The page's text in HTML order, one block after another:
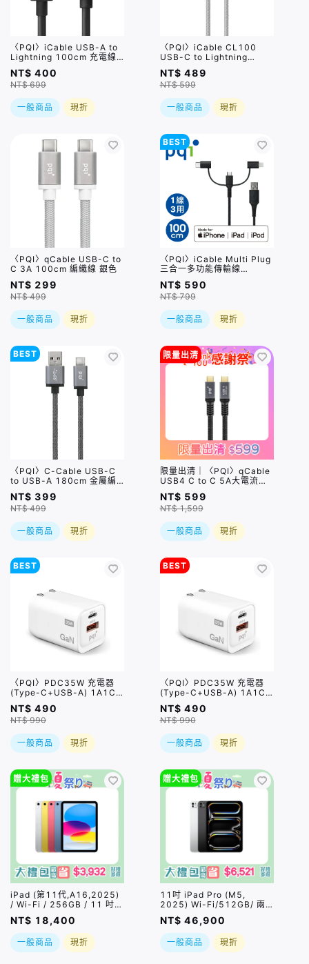
〈PQI〉iCable USB-A to
Lightning 100cm 充電線-
黑(TPE)
NT$ 400
NT$ 699
一般商品 現折
〈PQI〉iCable CL100
USB-C to Lightning
100cm 編織線 銀色
NT$ 489
NT$ 599
一般商品 現折
〈PQI〉qCable USB-C to
C 3A 100cm 編織線 銀色
NT$ 299
NT$ 499
一般商品 現折
BEST
〈PQI〉iCable Multi Plug
三合一多功能傳輸線
100cm (Lightning、
Micro USB、USB-C)
NT$ 590
NT$ 799
一般商品 現折
BEST
〈PQI〉C-Cable USB-C
to USB-A 180cm 金屬編
織線 灰色
NT$ 399
NT$ 499
一般商品 現折
限量出清
限量出清｜〈PQI〉qCable
USB4 C to C 5A大電流快
充傳輸線 (100cm) 盒損品
NT$ 599
NT$ 1,599
一般商品 現折
BEST
〈PQI〉PDC35W 充電器
(Type-C+USB-A) 1A1C
雙孔
NT$ 490
NT$ 990
一般商品 現折
BEST
〈PQI〉PDC35W 充電器
(Type-C+USB-A) 1A1C
雙孔
NT$ 490
NT$ 990
一般商品 現折
贈大禮包
iPad (第11代,A16,2025)
/ Wi-Fi / 256GB / 11 吋 /
四色｜最高贈總價值$1090
好禮四選一
NT$ 18,400
一般商品 現折
贈大禮包
11吋 iPad Pro (M5,
2025) Wi-Fi/512GB/ 兩
色｜【夏祭り】限量加碼贈
*PQI USB4 CtoC 5A大電
流快充線｜直贈總價值
$2980好禮五選一
NT$ 46,900
一般商品 現折